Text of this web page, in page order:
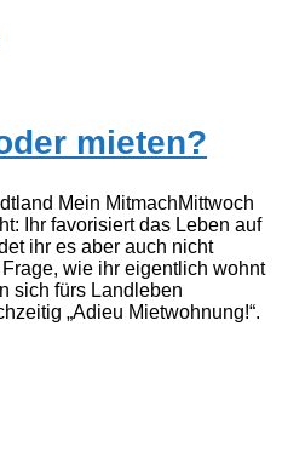
mieten?
Mein MitmachMittwoch
Ihr favorisiert das Leben auf
ihr es aber auch nicht
wie ihr eigentlich wohnt
sich fürs Landleben
„Adieu Mietwohnung!“.